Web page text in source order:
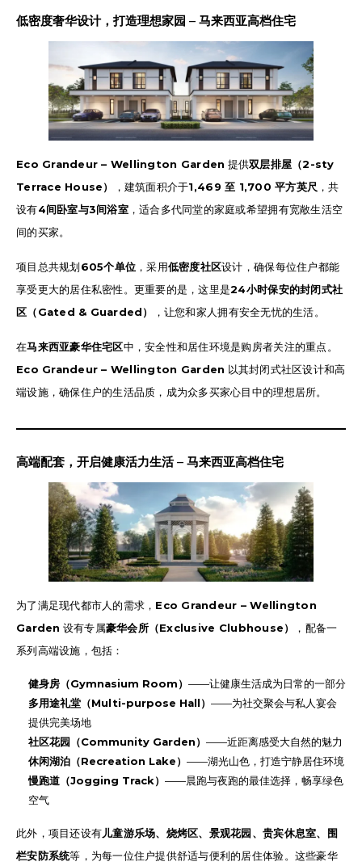
低密度奢华设计，打造理想家园 – 马来西亚高档住宅
Eco Grandeur – Wellington Garden 提供双层排屋（2-sty
Terrace House）
，建筑面积介于1,469 至 1,700 平方英尺 ，共
设有4间卧室与3间浴室，适合多代同堂的家庭或希望拥有宽敞生活空
间的买家。
项目总共规划605个单位 ，采用低密度社区设计，确保每位住户都能
享受更大的居住私密性。更重要的是，这里是24小时保安的封闭式社
区（Gated & Guarded）
，让您和家人拥有安全无忧的生活。
在马来西亚豪华住宅区中，安全性和居住环境是购房者关注的重点。
Eco Grandeur – Wellington Garden 以其封闭式社区设计和高
端设施，确保住户的生活品质，成为众多买家心目中的理想居所。
高端配套，开启健康活力生活– 马来西亚高档住宅
为了满足现代都市人的需求， Eco Grandeur – Wellington
Garden 设有专属豪华会所（Exclusive Clubhouse）
，配备一
系列高端设施，包括：
健身房（Gymnasium Room） ——让健康生活成为日常的一部分
多用途礼堂（Multi-purpose Hall） ——为社交聚会与私人宴会
提供完美场地
社区花园（Community Garden） ——近距离感受大自然的魅力
休闲湖泊（Recreation Lake） ——湖光山色，打造宁静居住环境
慢跑道（Jogging Track） ——晨跑与夜跑的最佳选择，畅享绿色
空气
此外，项目还设有儿童游乐场、烧烤区、景观花园、贵宾休息室、围
栏安防系统等，为每一位住户提供舒适与便利的居住体验。这些豪华